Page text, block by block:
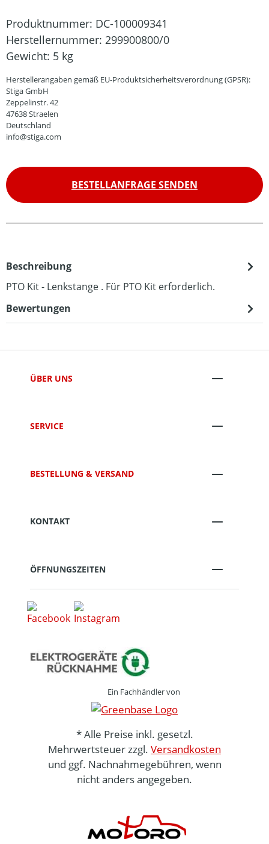
Produktnummer: DC-100009341
Herstellernummer: 299900800/0
Gewicht: 5 kg
Herstellerangaben gemäß EU-Produktsicherheitsverordnung (GPSR):
Stiga GmbH
Zeppelinstr. 42
47638 Straelen
Deutschland
info@stiga.com
BESTELLANFRAGE SENDEN
Beschreibung
PTO Kit - Lenkstange . Für PTO Kit erforderlich.
Bewertungen
ÜBER UNS
SERVICE
BESTELLUNG & VERSAND
KONTAKT
ÖFFNUNGSZEITEN
Ein Fachhändler von
* Alle Preise inkl. gesetzl.
Mehrwertsteuer zzgl. Versandkosten
und ggf. Nachnahmegebühren, wenn
nicht anders angegeben.